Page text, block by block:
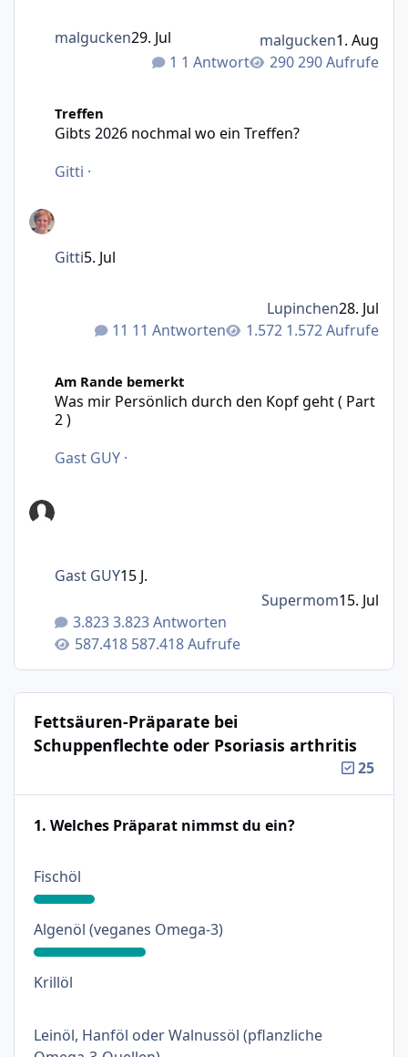
1 Antwort 290 Aufrufe
malgucken29. Jul malgucken1. Aug
Treffen
Gibts 2026 nochmal wo ein Treffen?
Gitti ·
11 Antworten 1.572 Aufrufe
Gitti5. Jul
Lupinchen28. Jul
Am Rande bemerkt
Was mir Persönlich durch den Kopf geht ( Part
2 )
Gast GUY ·
3.823 Antworten
587.418 Aufrufe
Gast GUY15 J.
Supermom15. Jul
Fettsäuren-Präparate bei
Schuppenflechte oder Psoriasis arthritis
25
1. Welches Präparat nimmst du ein?
Fischöl: 18%
Algenöl (veganes Omega-3): 33%
Krillöl: 0%
Leinöl, Hanföl oder Walnussöl (pflanzliche